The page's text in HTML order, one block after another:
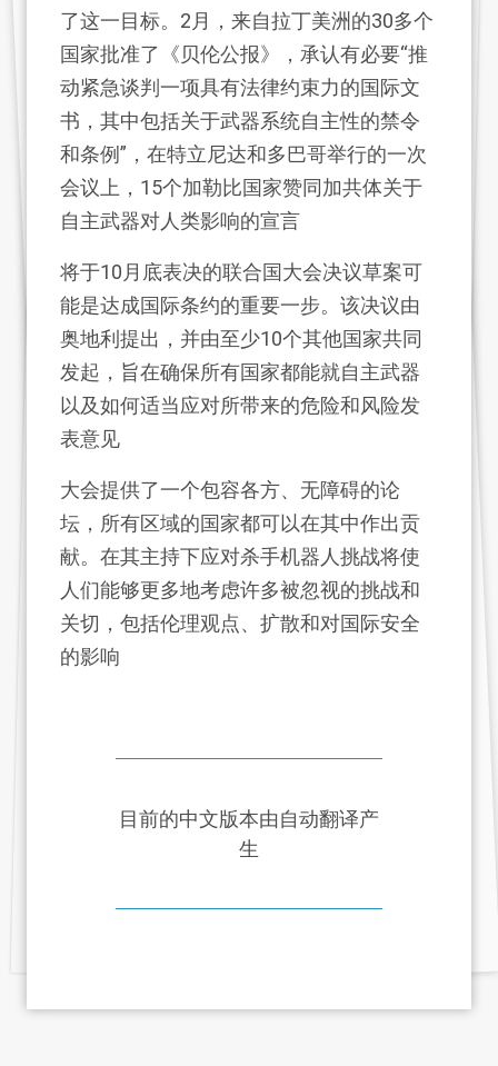
了这一目标。2月，来自拉丁美洲的30多个
国家批准了《贝伦公报》，承认有必要“推
动紧急谈判一项具有法律约束力的国际文
书，其中包括关于武器系统自主性的禁令
和条例”，在特立尼达和多巴哥举行的一次
会议上，15个加勒比国家赞同加共体关于
自主武器对人类影响的宣言
将于10月底表决的联合国大会决议草案可
能是达成国际条约的重要一步。该决议由
奥地利提出，并由至少10个其他国家共同
发起，旨在确保所有国家都能就自主武器
以及如何适当应对所带来的危险和风险发
表意见
大会提供了一个包容各方、无障碍的论
坛，所有区域的国家都可以在其中作出贡
献。在其主持下应对杀手机器人挑战将使
人们能够更多地考虑许多被忽视的挑战和
关切，包括伦理观点、扩散和对国际安全
的影响
目前的中文版本由自动翻译产
生